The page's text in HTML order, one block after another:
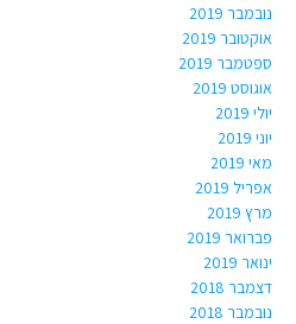
נובמבר 2019
אוקטובר 2019
ספטמבר 2019
אוגוסט 2019
יולי 2019
יוני 2019
מאי 2019
אפריל 2019
מרץ 2019
פברואר 2019
ינואר 2019
דצמבר 2018
נובמבר 2018